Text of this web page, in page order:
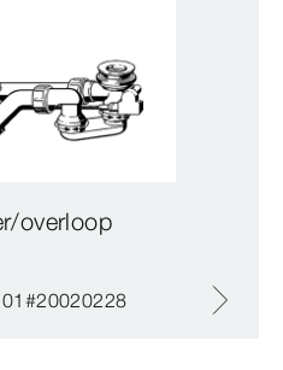
overloop